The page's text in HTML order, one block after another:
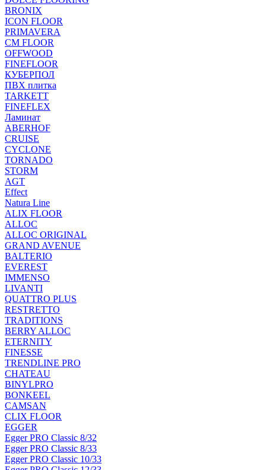
BRONIX
ICON FLOOR
PRIMAVERA
CM FLOOR
OFFWOOD
FINEFLOOR
КУБЕРПОЛ
ПВХ плитка
TARKETT
FINEFLEX
Ламинат
ABERHOF
CRUISE
CYCLONE
TORNADO
STORM
AGT
Effect
Natura Line
ALIX FLOOR
ALLOC
ALLOC ORIGINAL
GRAND AVENUE
BALTERIO
EVEREST
IMMENSO
LIVANTI
QUATTRO PLUS
RESTRETTO
TRADITIONS
BERRY ALLOC
ETERNITY
FINESSE
TRENDLINE PRO
CHATEAU
BINYLPRO
BONKEEL
CAMSAN
CLIX FLOOR
EGGER
Egger PRO Classic 8/32
Egger PRO Classic 8/33
Egger PRO Classic 10/33